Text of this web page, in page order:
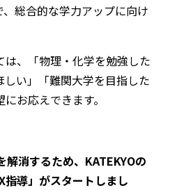
総合的な学力アップに向け
、「物理・化学を勉強した
い」「難関大学を目指した
お応えできます。
消するため、KATEKYOの
導」がスタートしまし